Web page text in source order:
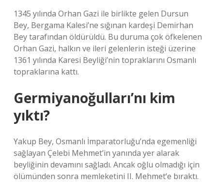
1345 yılında Orhan Gazi ile birlikte gelen Dursun
Bey, Bergama Kalesi’ne sığınan kardeşi Demirhan
Bey tarafından öldürüldü. Bu duruma çok öfkelenen
Orhan Gazi, halkın ve ileri gelenlerin isteği üzerine
1361 yılında Karesi Beyliği’nin topraklarını Osmanlı
topraklarına kattı.
Germiyanoğulları’nı kim
yıktı?
Yakup Bey, Osmanlı İmparatorluğu’nda egemenliği
sağlayan Çelebi Mehmet’in yanında yer alarak
beyliğinin devamını sağladı. Ancak oğlu olmadığı için
ölümünden sonra memleketini II. Mehmet’e bıraktı.